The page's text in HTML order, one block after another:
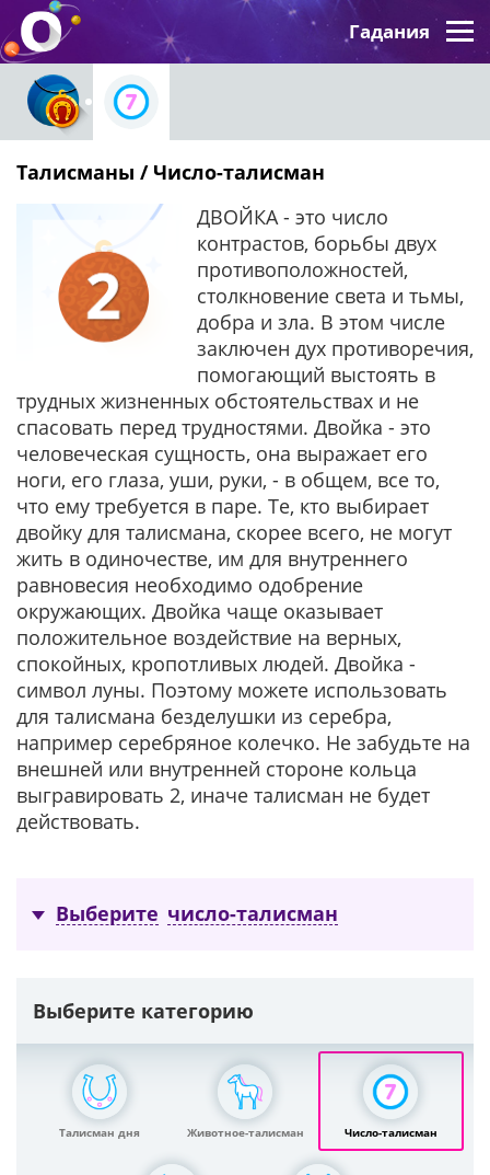
Гадания
Талисманы / Число-талисман
ДВОЙКА - это число
контрастов, борьбы двух
противоположностей,
столкновение света и тьмы,
добра и зла. В этом числе
заключен дух противоречия,
помогающий выстоять в
трудных жизненных обстоятельствах и не
спасовать перед трудностями. Двойка - это
человеческая сущность, она выражает его
ноги, его глаза, уши, руки, - в общем, все то,
что ему требуется в паре. Те, кто выбирает
двойку для талисмана, скорее всего, не могут
жить в одиночестве, им для внутреннего
равновесия необходимо одобрение
окружающих. Двойка чаще оказывает
положительное воздействие на верных,
спокойных, кропотливых людей. Двойка -
символ луны. Поэтому можете использовать
для талисмана безделушки из серебра,
например серебряное колечко. Не забудьте на
внешней или внутренней стороне кольца
выгравировать 2, иначе талисман не будет
действовать.
Выберите число-талисман
Выберите категорию
Талисман дня Животное-талисман Число-талисман